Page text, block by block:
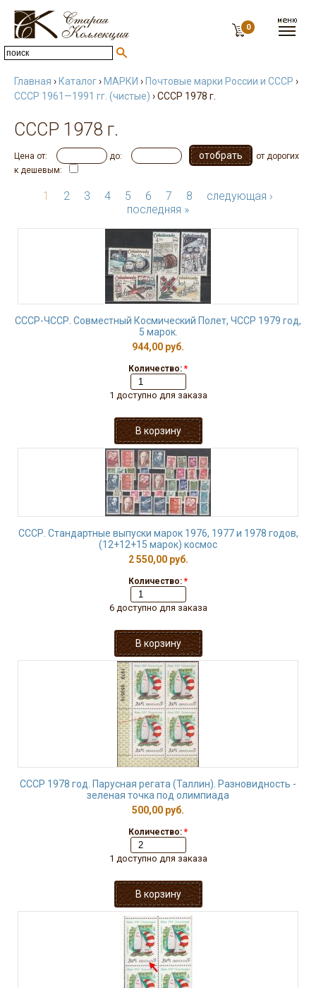
0
Главная › Каталог› МАРКИ › Почтовые марки России и СССР ›
СССР 1961—1991 гг. (чистые) › СССР 1978 г.
СССР 1978 г.
Цена от: до:
от дорогих
к дешевым:
1 2 3 4 5 6 7 8
следующая ›
последняя »
СССР-ЧССР. Совместный Космический Полет, ЧССР 1979 год,
5 марок.
944,00 руб.
Количество: *
1 доступно для заказа
СССР. Стандартные выпуски марок 1976, 1977 и 1978 годов,
(12+12+15 марок) космос
2 550,00 руб.
Количество: *
6 доступно для заказа
СССР 1978 год. Парусная регата (Таллин). Разновидность -
зеленая точка под олимпиада
500,00 руб.
Количество: *
1 доступно для заказа